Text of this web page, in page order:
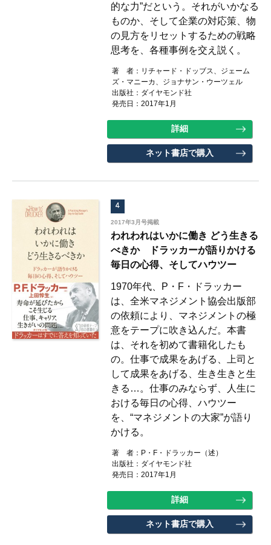
的な力”だという。それがいかなる
ものか、そして企業の対応策、物
の見方をリセットするための戦略
思考を、各種事例を交え説く。
著 者：リチャード・ドッブス、ジェーム
ズ・マニーカ、ジョナサン・ウーツェル
出版社：ダイヤモンド社
発売日：2017年1月
詳細
ネット書店で購入
4
2017年3月号掲載
われわれはいかに働き どう生きる
べきか ドラッカーが語りかける
毎日の心得、そしてハウツー
1970年代、P・F・ドラッカー
は、全米マネジメント協会出版部
の依頼により、マネジメントの極
意をテープに吹き込んだ。本書
は、それを初めて書籍化したも
の。仕事で成果をあげる、上司と
して成果をあげる、生き生きと生
きる…。仕事のみならず、人生に
おける毎日の心得、ハウツー
を、“マネジメントの大家”が語り
かける。
著 者：P・F・ドラッカー（述）
出版社：ダイヤモンド社
発売日：2017年1月
詳細
ネット書店で購入